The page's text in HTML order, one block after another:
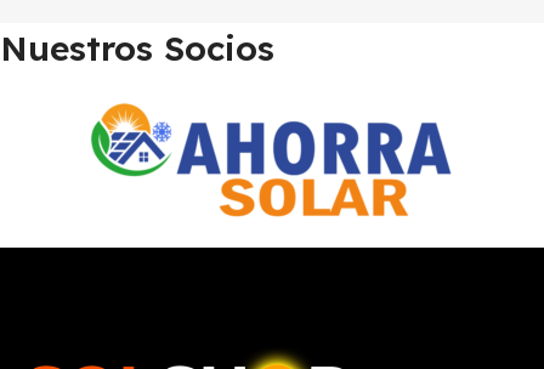
Nuestros Socios